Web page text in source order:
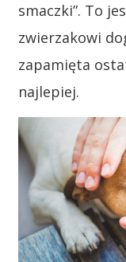
smaczki”. To
zwierzakowi
zapamięta
najlepiej.